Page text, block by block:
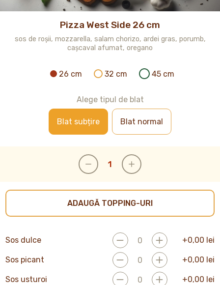
Pizza West Side 26 cm
sos de roșii, mozzarella, salam chorizo, ardei gras, porumb,
cașcaval afumat, oregano
26 cm 32 cm 45 cm
Alege tipul de blat
Blat subțire Blat normal
ADAUGĂ TOPPING-URI
Sos dulce +0,00 lei
Sos picant +0,00 lei
Sos usturoi +0,00 lei